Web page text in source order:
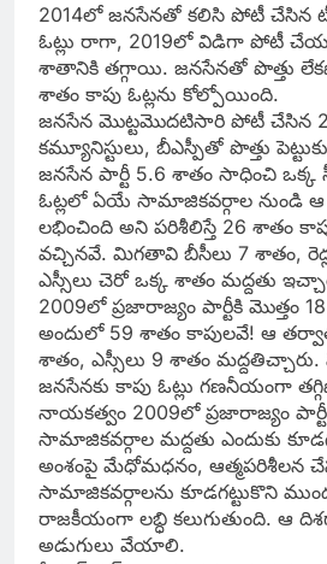
2014లో జనసేనతో కలిసి పోటీ చేసిన
ఓట్లు రాగా, 2019లో విడిగా పోటీ
శాతానికి తగ్గాయి. జనసేనతో పొత్తు
శాతం కాపు ఓట్లను కోల్పోయింది.
జనసేన మొట్టమొదటిసారి పోటీ చేసిన
కమ్యూనిస్టులు, బీఎస్పీతో పొత్తు
జనసేన పార్టీ 5.6 శాతం సాధించి ఒక్క
ఓట్లలో ఏయే సామాజికవర్గాల నుండి ఆ
లభించింది అని పరిశీలిస్తే 26 శాతం
వచ్చినవే. మిగతావి బీసీలు 7 శాతం,
ఎస్సీలు చెరో ఒక్క శాతం మద్దతు
2009లో ప్రజారాజ్యం పార్టీకి మొత్తం
అందులో 59 శాతం కాపులవే! ఆ
శాతం, ఎస్సీలు 9 శాతం
జనసేనకు కాపు ఓట్లు గణనీయంగా
నాయకత్వం 2009లో ప్రజారాజ్యం పార్టీ
సామాజికవర్గాల మద్దతు ఎందుకు
అంశంపై మేధోమధనం, ఆత్మపరిశీలన
సామాజికవర్గాలను కూడగట్టుకొని
రాజకీయంగా లబ్ధి కలుగుతుంది. ఆ
అడుగులు వేయాలి.